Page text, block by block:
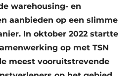
warehousing- en
aanbieden op een slimme
In oktober 2022 startte
op met TSN
meest vooruitstrevende